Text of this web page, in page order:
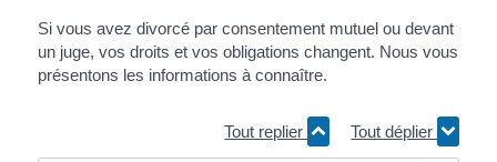
Si vous avez divorcé par consentement mutuel ou devant
un juge, vos droits et vos obligations changent. Nous vous
présentons les informations à connaître.
Tout replier Tout déplier